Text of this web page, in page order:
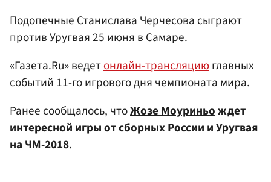
Подопечные Станислава Черчесова сыграют
против Уругвая 25 июня в Самаре.
«Газета.Ru» ведетонлайн-трансляциюглавных
событий 11-го игрового дня чемпионата мира.
Ранее сообщалось, чтоЖозе Моуриньождет
интересной игры от сборных России и Уругвая
на ЧМ-2018.